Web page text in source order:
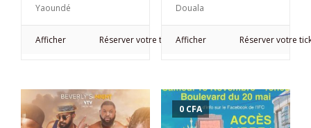
Yaoundé
Afficher Réserver votre ticket
Douala
Afficher Réserver votre
0 CFA